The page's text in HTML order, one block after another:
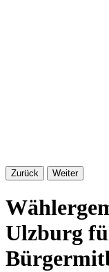
Zurück Weiter
Ulzburg